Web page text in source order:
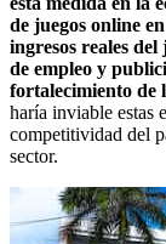
de juegos online
ingresos reales
de empleo y
fortalecimiento de
haría inviable estas
competitividad del
sector.